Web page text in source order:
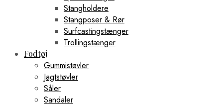
Stangholdere
Stangposer & Rør
Surfcastingstænger
Trollingstænger
Fodtøj
Gummistøvler
Jagtstøvler
Såler
Sandaler